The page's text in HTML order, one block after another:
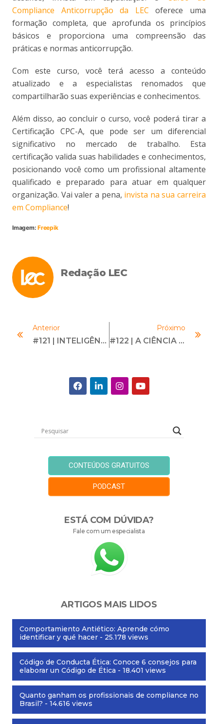
Compliance Anticorrupção da LEC oferece uma
formação completa, que aprofunda os princípios
básicos e proporciona uma compreensão das
práticas e normas anticorrupção.
Com este curso, você terá acesso a conteúdo
atualizado e a especialistas renomados que
compartilharão suas experiências e conhecimentos.
Além disso, ao concluir o curso, você poderá tirar a
Certificação CPC-A, que pode ser um diferencial
significativo no mercado de trabalho. Esta
certificação valida suas habilidades e conhecimentos,
posicionando você como um profissional altamente
qualificado e preparado para atuar em qualquer
organização. Vai valer a pena, invista na sua carreira
em Compliance!
Imagem:Freepik
Redação LEC
Anterior
#121 | INTELIGÊNCIA ARTIFICIAL NO TRABALHO | Com Gus Melles
Próximo
#122 | A CIÊNCIA DA FELICIDADE | Com Lucia Barros
CONTEÚDOS GRATUITOS
PODCAST
ESTÁ COM DÚVIDA?
Fale com um especialista
ARTIGOS MAIS LIDOS
Comportamiento Antiético: Aprende cómo
identificar y qué hacer - 25.178 views
Código de Conducta Ética: Conoce 6 consejos para
elaborar un Código de Ética - 18.401 views
Quanto ganham os profissionais de compliance no
Brasil? - 14.616 views